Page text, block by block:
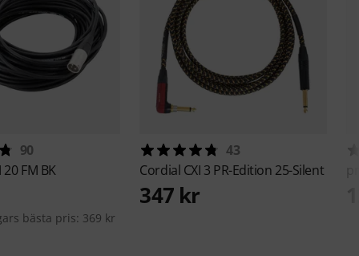
90
20 FM BK
bästa pris: 369 kr
43
Cordial CXI 3 PR-Edition 25-Silent
347 kr